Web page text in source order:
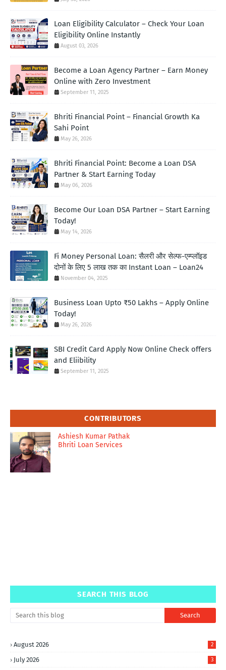
Loan Eligibility Calculator – Check Your Loan
Eligibility Online Instantly
August 03, 2026
Become a Loan Agency Partner – Earn Money
Online with Zero Investment
September 11, 2025
Bhriti Financial Point – Financial Growth Ka
Sahi Point
May 26, 2026
Bhriti Financial Point: Become a Loan DSA
Partner & Start Earning Today
May 06, 2026
Become Our Loan DSA Partner – Start Earning
Today!
May 14, 2026
Fi Money Personal Loan: सैलरी और सेल्फ-एम्प्लॉइड
दोनों के लिए 5 लाख तक का Instant Loan – Loan24
November 04, 2025
Business Loan Upto ₹50 Lakhs – Apply Online
Today!
May 26, 2026
SBI Credit Card Apply Now Online Check offers
and Eliibility
September 11, 2025
CONTRIBUTORS
Ashiesh Kumar Pathak
Bhriti Loan Services
SEARCH THIS BLOG
August 2026 2
July 2026 3